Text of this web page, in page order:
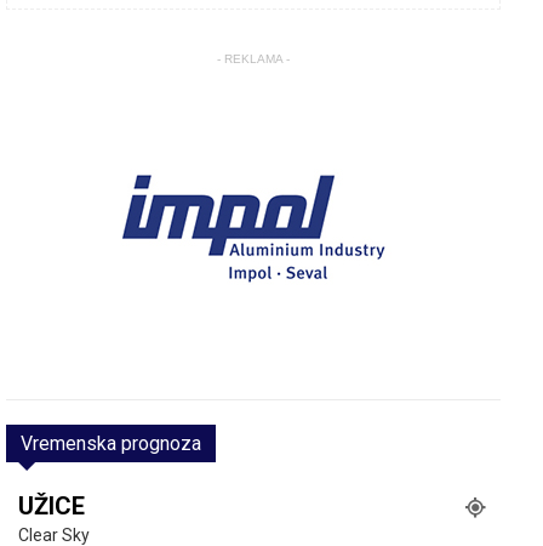
- REKLAMA -
Vremenska prognoza
UŽICE
Clear Sky